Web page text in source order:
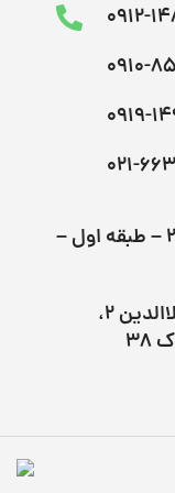
0912-
0910-
0919-
021-
تهران – خیابان جمهوری – پاساژ علاالدین ۲ – طبقه اول –
شعبه دو: تهران، خیابان جمهوری، پاساژ علاالدین ۲،